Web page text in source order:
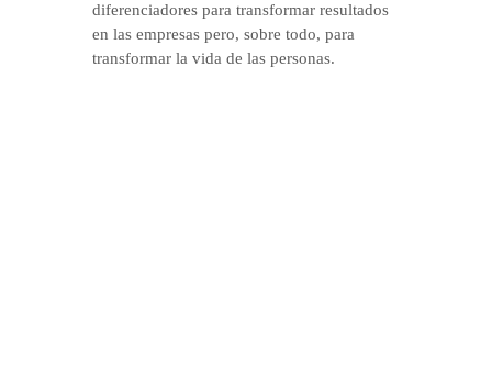
diferenciadores para transformar resultados
en las empresas pero, sobre todo, para
transformar la vida de las personas.